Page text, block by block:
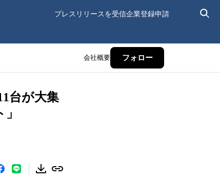
プレスリリースを受信企業登録申請
会社概要 フォロー
台が大集